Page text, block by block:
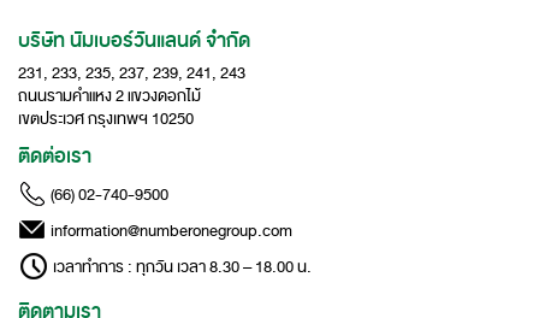
บริษัท นัมเบอร์วันแลนด์ จำกัด
231, 233, 235, 237, 239, 241, 243
ถนนรามคำแหง 2 แขวงดอกไม้
เขตประเวศ กรุงเทพฯ 10250
ติดต่อเรา
(66) 02-740-9500
information@numberonegroup.com
เวลาทำการ : ทุกวัน เวลา 8.30 – 18.00 น.
ติดตามเรา